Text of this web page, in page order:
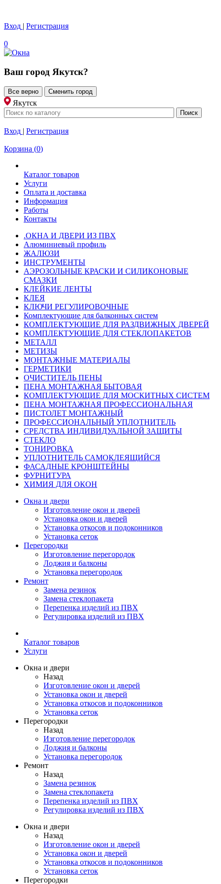
Вход | Регистрация
0
Ваш город Якутск?
Все верно Сменить город
Якутск
Вход | Регистрация
Корзина (0)
Каталог товаров
Услуги
Оплата и доставка
Информация
Работы
Контакты
.ОКНА И ДВЕРИ ИЗ ПВХ
Алюминиевый профиль
ЖАЛЮЗИ
ИНСТРУМЕНТЫ
АЭРОЗОЛЬНЫЕ КРАСКИ И СИЛИКОНОВЫЕ
СМАЗКИ
КЛЕЙКИЕ ЛЕНТЫ
КЛЕЯ
КЛЮЧИ РЕГУЛИРОВОЧНЫЕ
Комплектующие для балконных систем
КОМПЛЕКТУЮЩИЕ ДЛЯ РАЗДВИЖНЫХ ДВЕРЕЙ
КОМПЛЕКТУЮЩИЕ ДЛЯ СТЕКЛОПАКЕТОВ
МЕТАЛЛ
МЕТИЗЫ
МОНТАЖНЫЕ МАТЕРИАЛЫ
ГEPМЕТИКИ
ОЧИСТИТЕЛЬ ПЕНЫ
ПЕНА МОНТАЖНАЯ БЫТОВАЯ
КОМПЛЕКТУЮЩИЕ ДЛЯ МОСКИТНЫХ СИСТЕМ
ПЕНА МОНТАЖНАЯ ПРОФЕССИОНАЛЬНАЯ
ПИСТОЛЕТ МОНТАЖНЫЙ
ПРОФЕССИОНАЛЬНЫЙ УПЛОТНИТЕЛЬ
СРЕДСТВА ИНДИВИДУАЛЬНОЙ ЗАЩИТЫ
СТЕКЛО
ТОНИРОВКА
УПЛОТНИТЕЛЬ САМОКЛЕЯЩИЙСЯ
ФАСАДНЫЕ КРОНШТЕЙНЫ
ФУРНИТУРА
ХИМИЯ ДЛЯ ОКОН
Окна и двери
Изготовление окон и дверей
Установка окон и дверей
Установка откосов и подоконников
Установка сеток
Перегородки
Изготовление перегородок
Лоджия и балконы
Установка перегородок
Ремонт
Замена резинок
Замена стеклопакета
Перепенка изделий из ПВХ
Регулировка изделий из ПВХ
Каталог товаров
Услуги
Окна и двери
Назад
Изготовление окон и дверей
Установка окон и дверей
Установка откосов и подоконников
Установка сеток
Перегородки
Назад
Изготовление перегородок
Лоджия и балконы
Установка перегородок
Ремонт
Назад
Замена резинок
Замена стеклопакета
Перепенка изделий из ПВХ
Регулировка изделий из ПВХ
Окна и двери
Назад
Изготовление окон и дверей
Установка окон и дверей
Установка откосов и подоконников
Установка сеток
Перегородки